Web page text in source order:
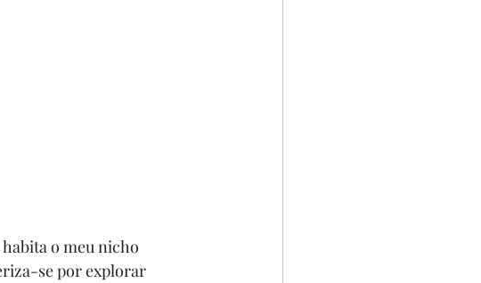
o meu nicho
se por explorar